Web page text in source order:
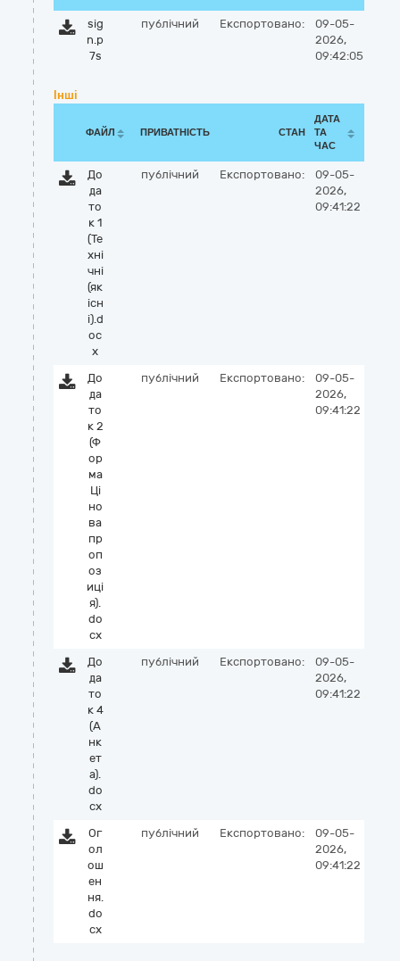
sig
n.p
7s
публічний Експортовано:
09-05-
2026,
09:42:05
Інші
ФАЙЛ ПРИВАТНІСТЬ СТАН
ДАТА
ТА
ЧАС
До
да
то
к 1
(Те
хні
чні
(як
існ
і).d
oc
x
публічний Експортовано:
09-05-
2026,
09:41:22
До
да
то
к 2
(Ф
ор
ма
Ці
но
ва
пр
оп
оз
иці
я).
do
cx
публічний Експортовано:
09-05-
2026,
09:41:22
До
да
то
к 4
(А
нк
ет
а).
do
cx
публічний Експортовано:
09-05-
2026,
09:41:22
Ог
ол
ош
ен
ня.
do
cx
публічний Експортовано:
09-05-
2026,
09:41:22